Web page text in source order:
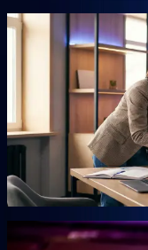
Autor
AHEAD Buchserie
Das Playbook für
Marketing, KI, Lead-
beantwortet eine Frage:
Engine? Co-
Mehr erfahren →